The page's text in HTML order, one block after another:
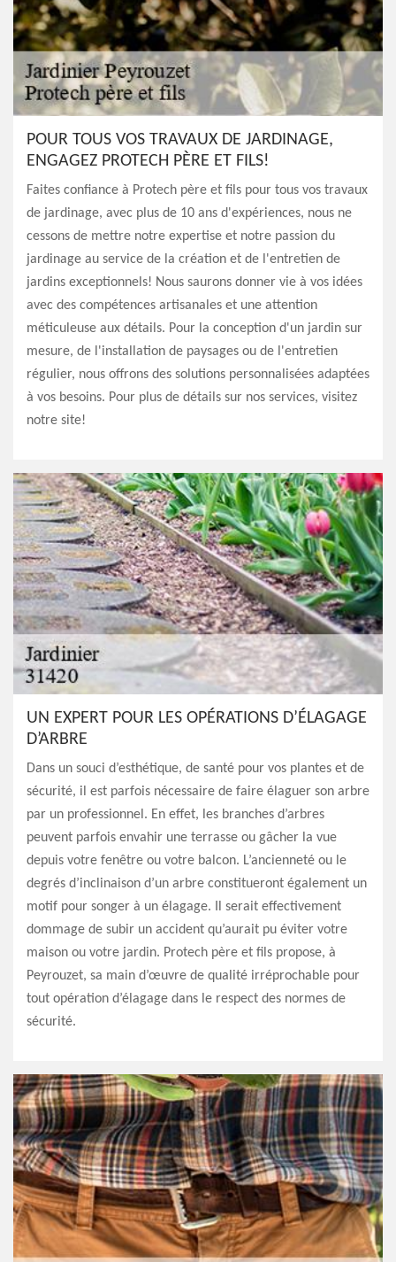
POUR TOUS VOS TRAVAUX DE JARDINAGE,
ENGAGEZ PROTECH PÈRE ET FILS!
Faites confiance à Protech père et fils pour tous vos travaux
de jardinage, avec plus de 10 ans d'expériences, nous ne
cessons de mettre notre expertise et notre passion du
jardinage au service de la création et de l'entretien de
jardins exceptionnels! Nous saurons donner vie à vos idées
avec des compétences artisanales et une attention
méticuleuse aux détails. Pour la conception d'un jardin sur
mesure, de l'installation de paysages ou de l'entretien
régulier, nous offrons des solutions personnalisées adaptées
à vos besoins. Pour plus de détails sur nos services, visitez
notre site!
UN EXPERT POUR LES OPÉRATIONS D’ÉLAGAGE
D’ARBRE
Dans un souci d’esthétique, de santé pour vos plantes et de
sécurité, il est parfois nécessaire de faire élaguer son arbre
par un professionnel. En effet, les branches d’arbres
peuvent parfois envahir une terrasse ou gâcher la vue
depuis votre fenêtre ou votre balcon. L’ancienneté ou le
degrés d’inclinaison d’un arbre constitueront également un
motif pour songer à un élagage. Il serait effectivement
dommage de subir un accident qu’aurait pu éviter votre
maison ou votre jardin. Protech père et fils propose, à
Peyrouzet, sa main d’œuvre de qualité irréprochable pour
tout opération d’élagage dans le respect des normes de
sécurité.